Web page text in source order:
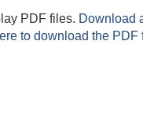
PDF files. Download
to download the PDF